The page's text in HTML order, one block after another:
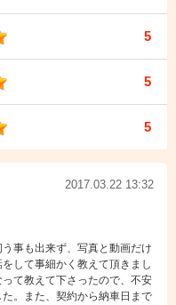
5
5
5
2017.03.22 13:32
事も出来ず、写真と動画だけ
して事細かく教えて頂きまし
て教えて下さったので、不安
。また、契約から納車日まで